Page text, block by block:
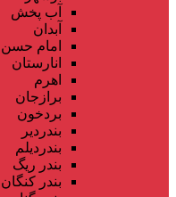
آب پخش
آبدان
امام حسن
انارستان
اهرم
برازجان
بردخون
بندردیر
بندردیلم
بندر ریگ
بندر کنگان